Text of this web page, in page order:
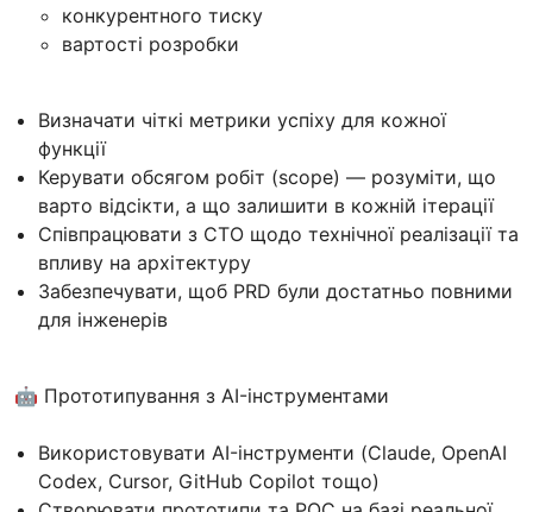
конкурентного тиску
вартості розробки
Визначати чіткі метрики успіху для кожної
функції
Керувати обсягом робіт (scope) — розуміти, що
варто відсікти, а що залишити в кожній ітерації
Співпрацювати з CTO щодо технічної реалізації та
впливу на архітектуру
Забезпечувати, щоб PRD були достатньо повними
для інженерів
🤖 Прототипування з AI-інструментами
Використовувати AI-інструменти (Claude, OpenAI
Codex, Cursor, GitHub Copilot тощо)